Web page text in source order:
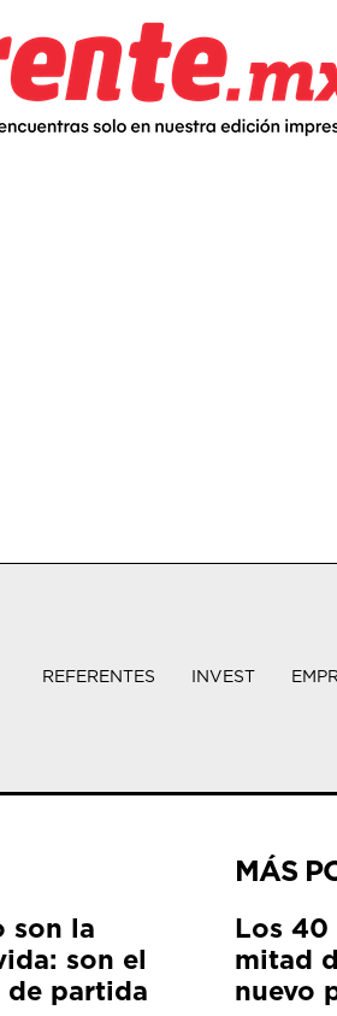
REFERENTES INVEST
son la
son el
de partida
MÁS
Los 40
mitad
nuevo